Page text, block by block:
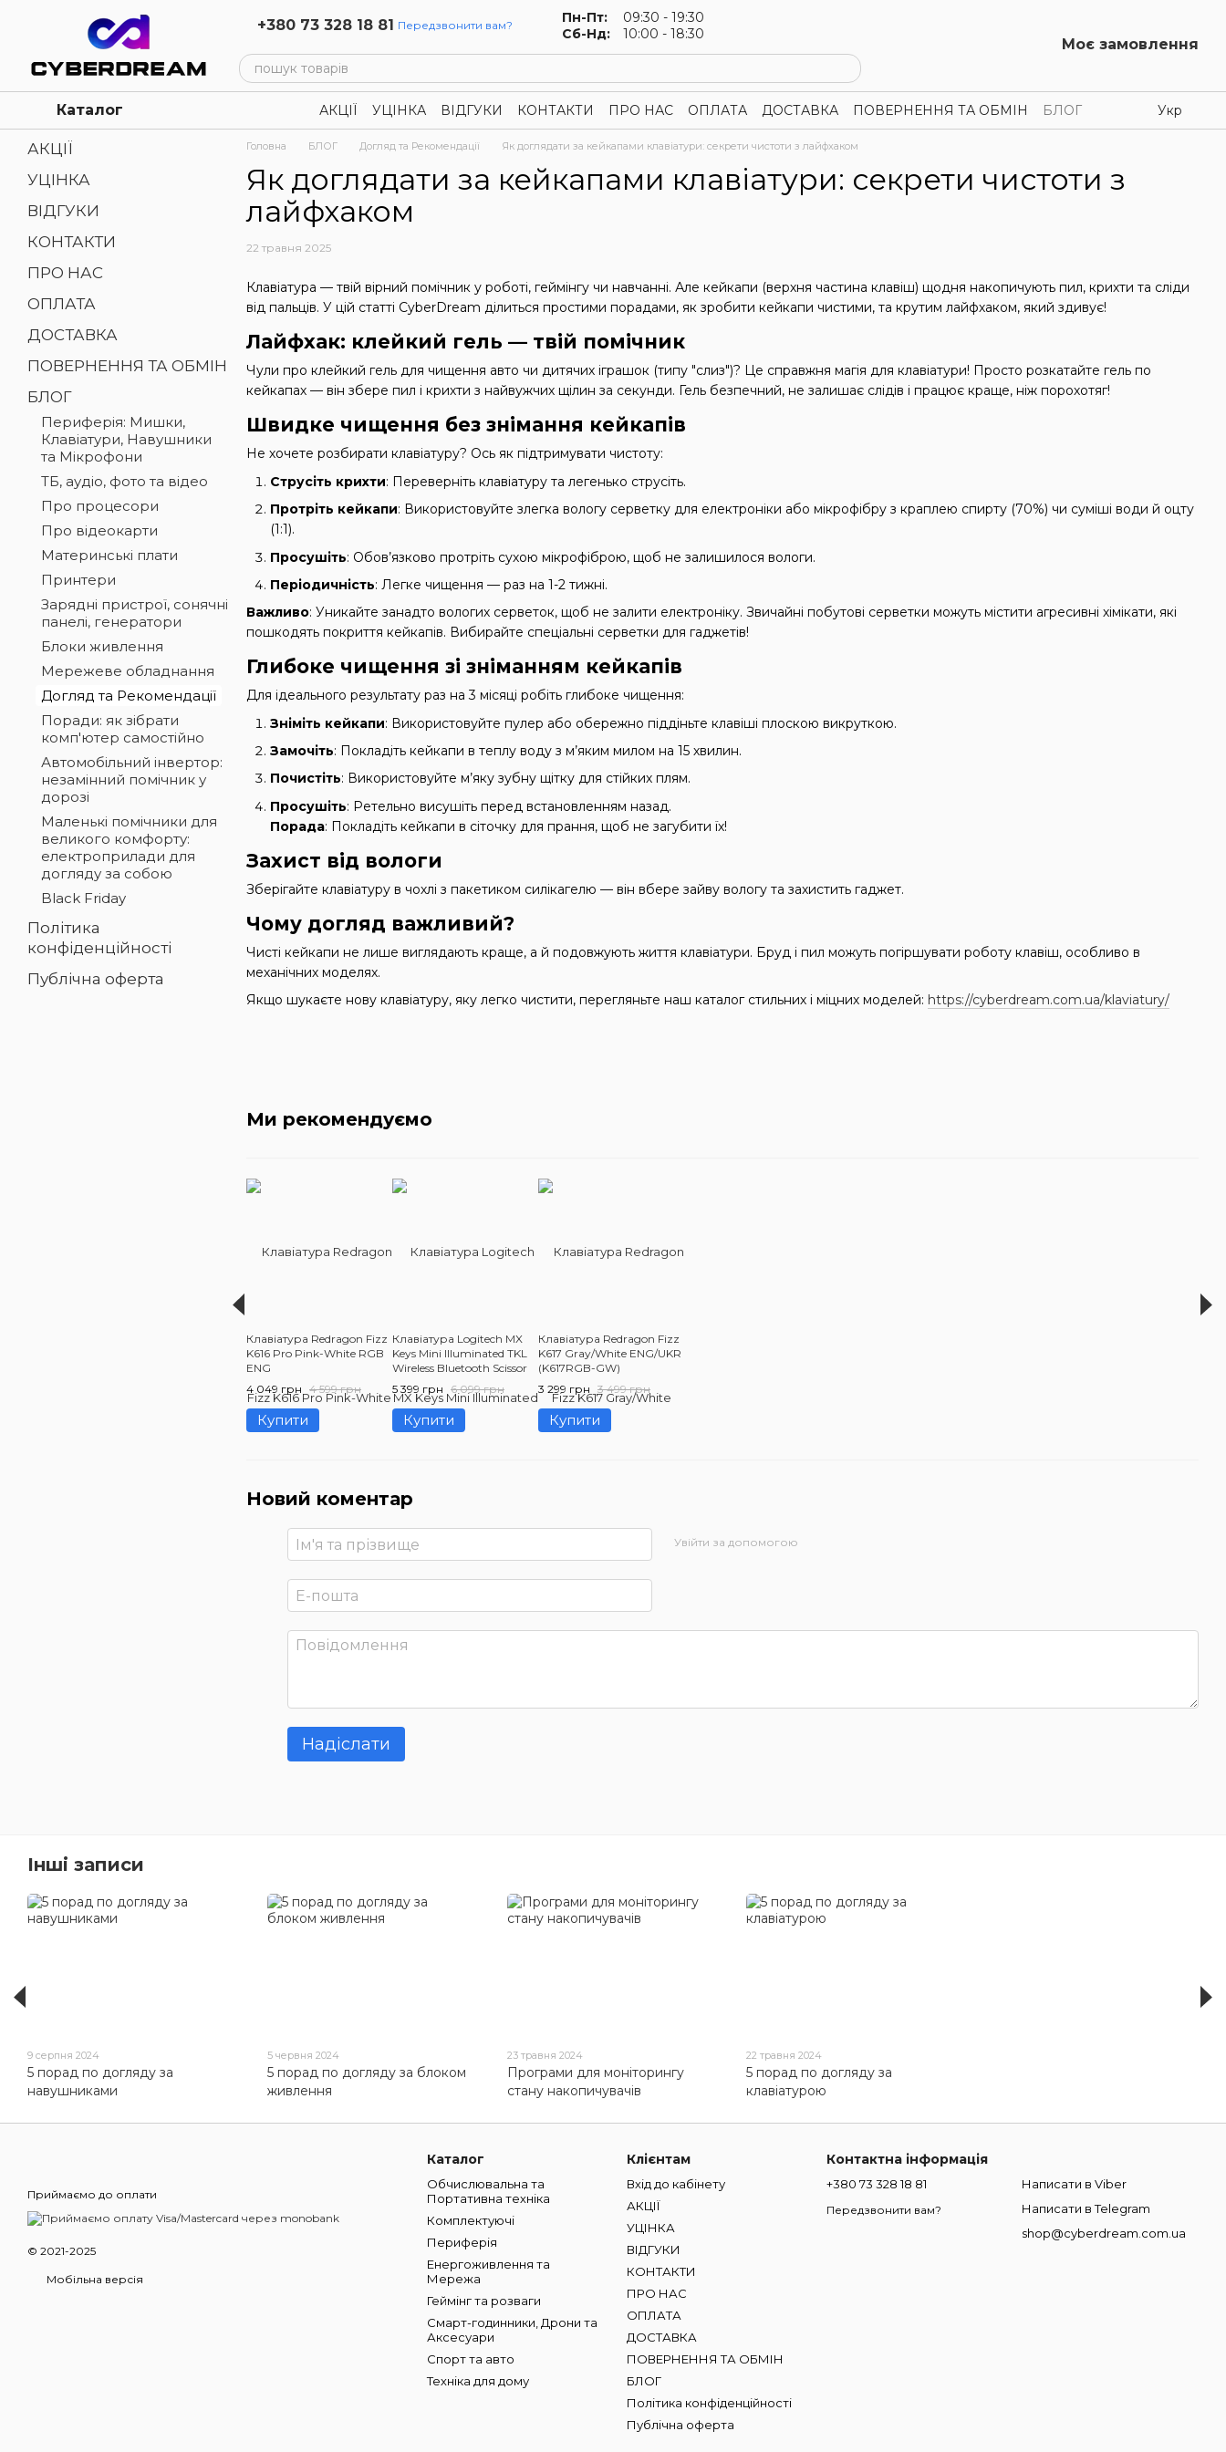
Перейти до основного контенту
+380 73 328 18 81 Передзвонити вам?
Пн-Пт:
09:30 - 19:30
Сб-Нд:
10:00 - 18:30
Моє замовлення
Каталог АКЦІЇ УЦІНКА ВІДГУКИ КОНТАКТИ ПРО НАС ОПЛАТА ДОСТАВКА ПОВЕРНЕННЯ ТА ОБМІН
БЛОГ
Політика конфіденційності
Публічна оферта
Укр
Головна БЛОГ Догляд та Рекомендації Як доглядати за кейкапами клавіатури: секрети чистоти з лайфхаком
Як доглядати за кейкапами клавіатури: секрети чистоти з
лайфхаком
22 травня 2025
Клавіатура — твій вірний помічник у роботі, геймінгу чи навчанні. Але кейкапи (верхня частина клавіш) щодня накопичують пил, крихти та сліди
від пальців. У цій статті CyberDream ділиться простими порадами, як зробити кейкапи чистими, та крутим лайфхаком, який здивує!
Лайфхак: клейкий гель — твій помічник
Чули про клейкий гель для чищення авто чи дитячих іграшок (типу "слиз")? Це справжня магія для клавіатури! Просто розкатайте гель по
кейкапах — він збере пил і крихти з найвужчих щілин за секунди. Гель безпечний, не залишає слідів і працює краще, ніж порохотяг!
Швидке чищення без знімання кейкапів
Не хочете розбирати клавіатуру? Ось як підтримувати чистоту:
Струсіть крихти: Переверніть клавіатуру та легенько струсіть.
Протріть кейкапи: Використовуйте злегка вологу серветку для електроніки або мікрофібру з краплею спирту (70%) чи суміші води й оцту
(1:1).
Просушіть: Обов’язково протріть сухою мікрофіброю, щоб не залишилося вологи.
Періодичність: Легке чищення — раз на 1-2 тижні.
Важливо: Уникайте занадто вологих серветок, щоб не залити електроніку. Звичайні побутові серветки можуть містити агресивні хімікати, які
пошкодять покриття кейкапів. Вибирайте спеціальні серветки для гаджетів!
Глибоке чищення зі зніманням кейкапів
Для ідеального результату раз на 3 місяці робіть глибоке чищення:
Зніміть кейкапи: Використовуйте пулер або обережно піддіньте клавіші плоскою викруткою.
Замочіть: Покладіть кейкапи в теплу воду з м’яким милом на 15 хвилин.
Почистіть: Використовуйте м’яку зубну щітку для стійких плям.
Просушіть: Ретельно висушіть перед встановленням назад.
Порада: Покладіть кейкапи в сіточку для прання, щоб не загубити їх!
Захист від вологи
Зберігайте клавіатуру в чохлі з пакетиком силікагелю — він вбере зайву вологу та захистить гаджет.
Чому догляд важливий?
Чисті кейкапи не лише виглядають краще, а й подовжують життя клавіатури. Бруд і пил можуть погіршувати роботу клавіш, особливо в
механічних моделях.
Якщо шукаєте нову клавіатуру, яку легко чистити, перегляньте наш каталог стильних і міцних моделей: https://cyberdream.com.ua/klaviatury/
Ми рекомендуємо
Клавіатура Redragon Fizz
K616 Pro Pink-White RGB
ENG
4 049 грн 4 599 грн
Купити
Клавіатура Logitech MX
Keys Mini Illuminated TKL
Wireless Bluetooth Scissor
Keyboard Pale Gray us/ansi
(920-010473)
5 399 грн 6 099 грн
Купити
Клавіатура Redragon Fizz
K617 Gray/White ENG/UKR
(K617RGB-GW)
3 299 грн 3 499 грн
Купити
Новий коментар
Увійти за допомогою
Надіслати
АКЦІЇ
УЦІНКА
ВІДГУКИ
КОНТАКТИ
ПРО НАС
ОПЛАТА
ДОСТАВКА
ПОВЕРНЕННЯ ТА ОБМІН
БЛОГ
Периферія: Мишки,
Клавіатури, Навушники
та Мікрофони
ТБ, аудіо, фото та відео
Про процесори
Про відеокарти
Материнські плати
Принтери
Зарядні пристрої, сонячні
панелі, генератори
Блоки живлення
Мережеве обладнання
Догляд та Рекомендації
Поради: як зібрати
комп'ютер самостійно
Автомобільний інвертор:
незамінний помічник у
дорозі
Маленькі помічники для
великого комфорту:
електроприлади для
догляду за собою
Black Friday
Політика
конфіденційності
Публічна оферта
Інші записи
9 серпня 2024
5 порад по догляду за
навушниками
5 червня 2024
5 порад по догляду за блоком
живлення
23 травня 2024
Програми для моніторингу
стану накопичувачів
22 травня 2024
5 порад по догляду за
клавіатурою
Приймаємо до оплати
© 2021-2025
Мобільна версія
Каталог
Обчислювальна та
Портативна техніка
Комплектуючі
Периферія
Енергоживлення та
Мережа
Геймінг та розваги
Смарт-годинники, Дрони та
Аксесуари
Спорт та авто
Техніка для дому
Клієнтам
Вхід до кабінету
АКЦІЇ
УЦІНКА
ВІДГУКИ
КОНТАКТИ
ПРО НАС
ОПЛАТА
ДОСТАВКА
ПОВЕРНЕННЯ ТА ОБМІН
БЛОГ
Політика конфіденційності
Публічна оферта
Контактна інформація
+380 73 328 18 81
Передзвонити вам?
Написати в Viber
Написати в Telegram
shop@cyberdream.com.ua